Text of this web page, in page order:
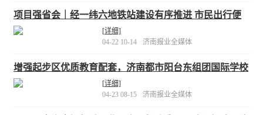
项目强省会｜经一纬六地铁站建设有序推进 市民出行便
利可期
[详细]
04-22 10-14
济南报业全媒体
增强起步区优质教育配套，济南都市阳台东组团国际学校
加速“冲刺”
[详细]
04-23 08-15
济南报业全媒体